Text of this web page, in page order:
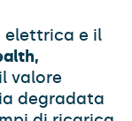
elettrica e il
valore
degradata